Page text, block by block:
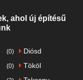
ahol új építésű
(0) Diósd
(0) Tököl